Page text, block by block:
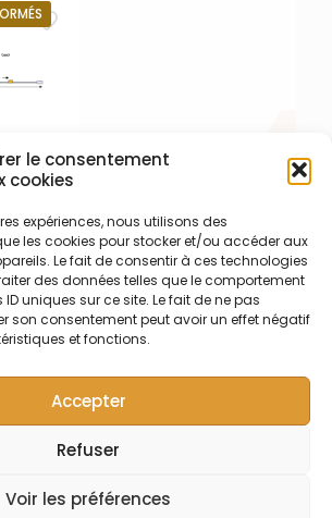
le consentement
cookies
expériences, nous utilisons des
les cookies pour stocker et/ou accéder aux
Le fait de consentir à ces technologies
des données telles que le comportement
uniques sur ce site. Le fait de ne pas
son consentement peut avoir un effet négatif
et fonctions.
Accepter
Refuser
Voir les préférences
Blanc
mm
– 3
Vert –
butées à
en PVC
– Ecart.
–
mm